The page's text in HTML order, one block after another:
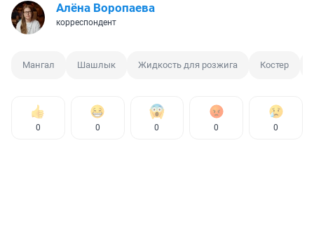
Алёна Воропаева
корреспондент
Мангал Шашлык Жидкость для розжига Костер
0 0 0 0 0